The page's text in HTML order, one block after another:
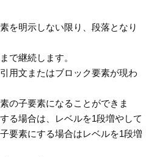
を明示しない限り、段落となり
で継続します。
用文またはブロック要素が現わ
の子要素になることができま
る場合は、レベルを1段増やして
要素にする場合はレベルを1段増